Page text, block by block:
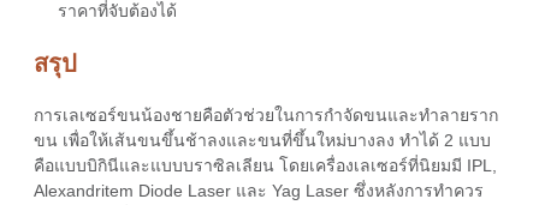
ราคาที่จับต้องได้
สรุป
การเลเซอร์ขนน้องชายคือตัวช่วยในการกำจัดขนและทำลายราก
ขน เพื่อให้เส้นขนขึ้นช้าลงและขนที่ขึ้นใหม่บางลง ทำได้ 2 แบบ
คือแบบบิกินีและแบบบราซิลเลียน โดยเครื่องเลเซอร์ที่นิยมมี IPL,
Alexandritem Diode Laser และ Yag Laser ซึ่งหลังการทำควร